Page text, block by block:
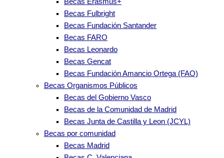
Becas Fulbright
Becas Fundación Santander
Becas FARO
Becas Leonardo
Becas Gencat
Becas Fundación Amancio Ortega (FAO)
Becas Organismos Públicos
Becas del Gobierno Vasco
Becas de la Comunidad de Madrid
Becas Junta de Castilla y Leon (JCYL)
Becas por comunidad
Becas Madrid